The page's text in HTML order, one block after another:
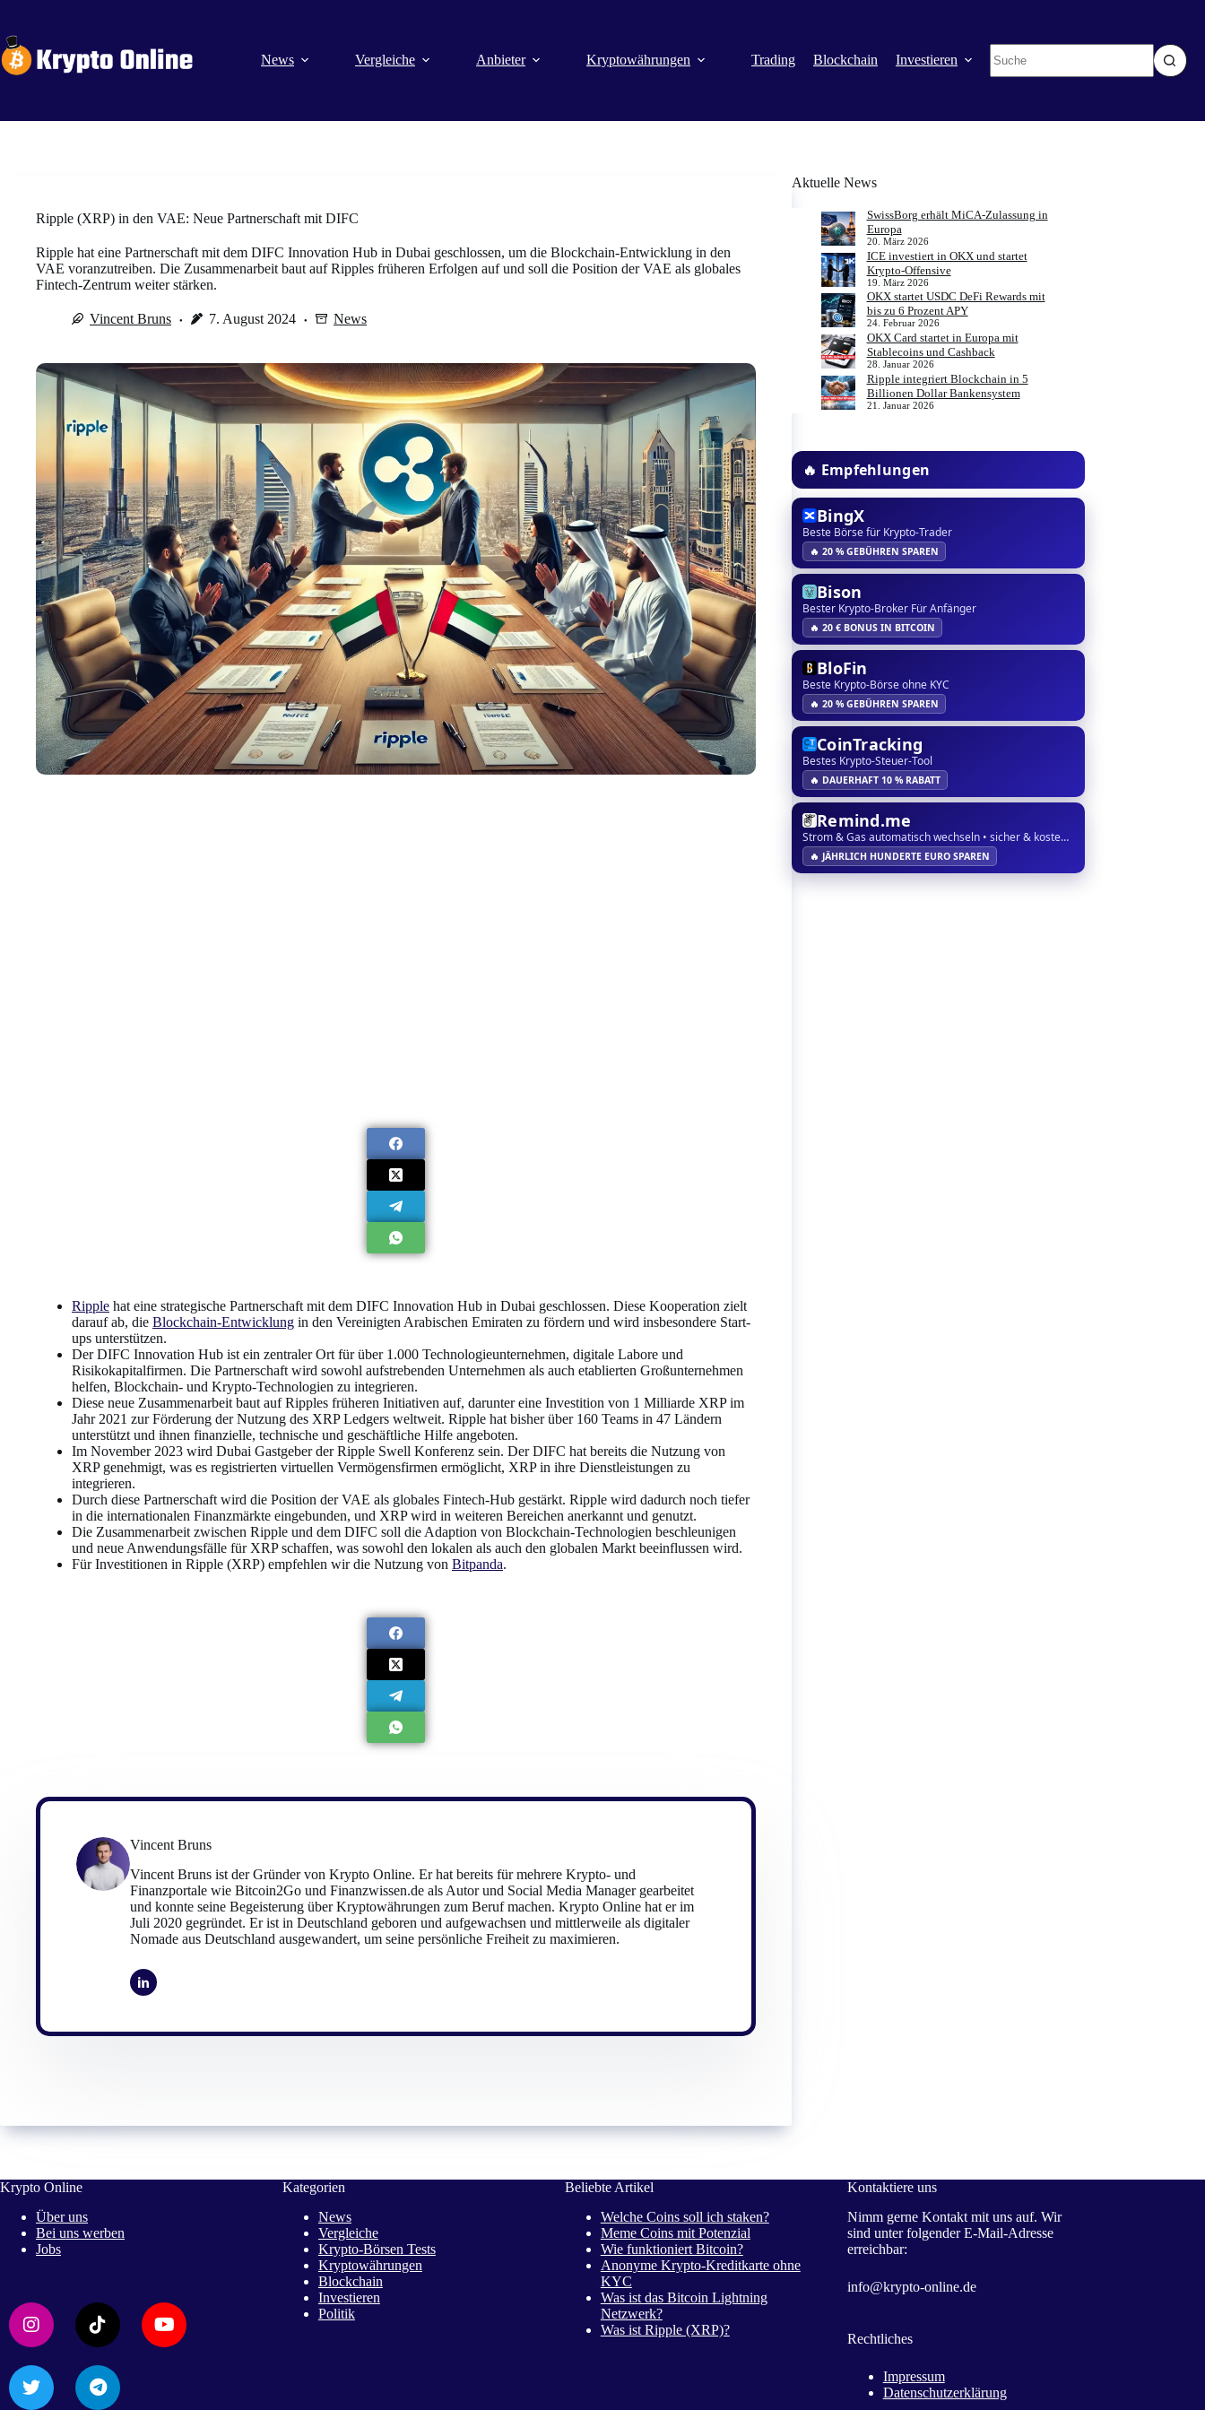
springen
News
Vergleiche Anbieter Kryptowährungen Trading Blockchain Investieren Mehr
Ergebnisse
Ripple (XRP) in den VAE: Neue Partnerschaft mit DIFC
Ripple hat eine Partnerschaft mit dem DIFC Innovation Hub in Dubai geschlossen, um die Blockchain-Entwicklung in den
VAE voranzutreiben. Die Zusammenarbeit baut auf Ripples früheren Erfolgen auf und soll die Position der VAE als globales
Fintech-Zentrum weiter stärken.
Vincent Bruns 7. August 2024 News
Ripple hat eine strategische Partnerschaft mit dem DIFC Innovation Hub in Dubai geschlossen. Diese Kooperation zielt
darauf ab, die Blockchain-Entwicklung in den Vereinigten Arabischen Emiraten zu fördern und wird insbesondere Start-
ups unterstützen.
Der DIFC Innovation Hub ist ein zentraler Ort für über 1.000 Technologieunternehmen, digitale Labore und
Risikokapitalfirmen. Die Partnerschaft wird sowohl aufstrebenden Unternehmen als auch etablierten Großunternehmen
helfen, Blockchain- und Krypto-Technologien zu integrieren.
Diese neue Zusammenarbeit baut auf Ripples früheren Initiativen auf, darunter eine Investition von 1 Milliarde XRP im
Jahr 2021 zur Förderung der Nutzung des XRP Ledgers weltweit. Ripple hat bisher über 160 Teams in 47 Ländern
unterstützt und ihnen finanzielle, technische und geschäftliche Hilfe angeboten.
Im November 2023 wird Dubai Gastgeber der Ripple Swell Konferenz sein. Der DIFC hat bereits die Nutzung von
XRP genehmigt, was es registrierten virtuellen Vermögensfirmen ermöglicht, XRP in ihre Dienstleistungen zu
integrieren.
Durch diese Partnerschaft wird die Position der VAE als globales Fintech-Hub gestärkt. Ripple wird dadurch noch tiefer
in die internationalen Finanzmärkte eingebunden, und XRP wird in weiteren Bereichen anerkannt und genutzt.
Die Zusammenarbeit zwischen Ripple und dem DIFC soll die Adaption von Blockchain-Technologien beschleunigen
und neue Anwendungsfälle für XRP schaffen, was sowohl den lokalen als auch den globalen Markt beeinflussen wird.
Für Investitionen in Ripple (XRP) empfehlen wir die Nutzung von Bitpanda.
Vincent Bruns
Vincent Bruns ist der Gründer von Krypto Online. Er hat bereits für mehrere Krypto- und
Finanzportale wie Bitcoin2Go und Finanzwissen.de als Autor und Social Media Manager gearbeitet
und konnte seine Begeisterung über Kryptowährungen zum Beruf machen. Krypto Online hat er im
Juli 2020 gegründet. Er ist in Deutschland geboren und aufgewachsen und mittlerweile als digitaler
Nomade aus Deutschland ausgewandert, um seine persönliche Freiheit zu maximieren.
Aktuelle News
SwissBorg erhält MiCA-Zulassung in
Europa
20. März 2026
ICE investiert in OKX und startet
Krypto-Offensive
19. März 2026
OKX startet USDC DeFi Rewards mit
bis zu 6 Prozent APY
24. Februar 2026
OKX Card startet in Europa mit
Stablecoins und Cashback
28. Januar 2026
Ripple integriert Blockchain in 5
Billionen Dollar Bankensystem
21. Januar 2026
🔥 Empfehlungen
BingX
Beste Börse für Krypto-Trader
🔥 20 % GEBÜHREN SPAREN
Bison
Bester Krypto-Broker Für Anfänger
🔥 20 € BONUS IN BITCOIN
BloFin
Beste Krypto-Börse ohne KYC
🔥 20 % GEBÜHREN SPAREN
CoinTracking
Bestes Krypto-Steuer-Tool
🔥 DAUERHAFT 10 % RABATT
Remind.me
Strom & Gas automatisch wechseln • sicher & kostenlos
🔥 JÄHRLICH HUNDERTE EURO SPAREN
Krypto Online
Über uns
Bei uns werben
Jobs
Kategorien
News
Vergleiche
Krypto-Börsen Tests
Kryptowährungen
Blockchain
Investieren
Politik
Beliebte Artikel
Welche Coins soll ich staken?
Meme Coins mit Potenzial
Wie funktioniert Bitcoin?
Anonyme Krypto-Kreditkarte ohne
KYC
Was ist das Bitcoin Lightning
Netzwerk?
Was ist Ripple (XRP)?
Kontaktiere uns
Nimm gerne Kontakt mit uns auf. Wir
sind unter folgender E-Mail-Adresse
erreichbar:
info@krypto-online.de
Rechtliches
Impressum
Datenschutzerklärung